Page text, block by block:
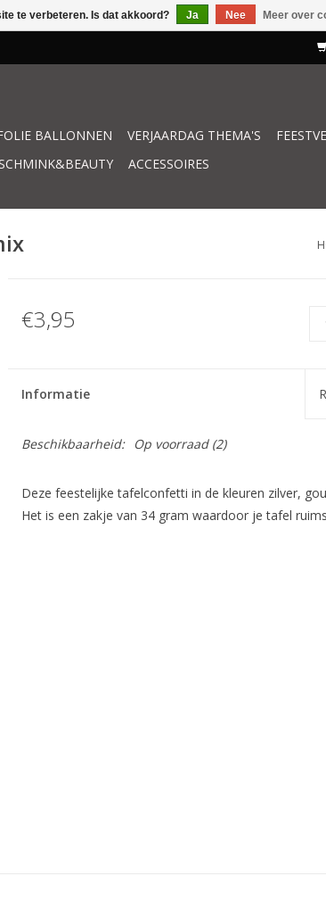
BALLONNEN VERJAARDAG THEMA'S
SCHMINK&BEAUTY ACCESSOIRES
€3,95
Informatie
Beschikbaarheid: Op voorraad(2)
Deze feestelijke tafelconfetti in de kleuren zilver,
Het is een zakje van 34 gram waardoor je tafel
te verbeteren. Is dat akkoord? Ja Nee Meer over